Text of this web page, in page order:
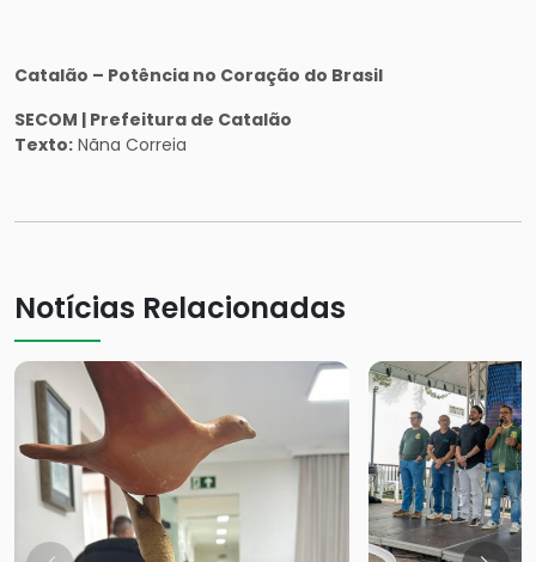
Catalão – Potência no Coração do Brasil
SECOM | Prefeitura de Catalão
Texto: Nãna Correia
Notícias Relacionadas